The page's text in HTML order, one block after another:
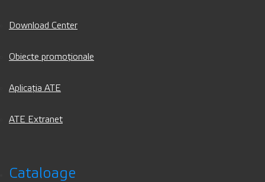
Download Center
Obiecte promoționale
Aplicația ATE
ATE Extranet
Cataloage